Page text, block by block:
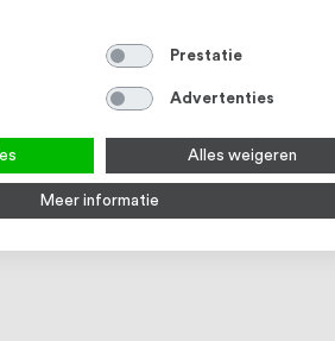
zelver! Prestatie
Advertenties
Alles weigeren
Meer informatie